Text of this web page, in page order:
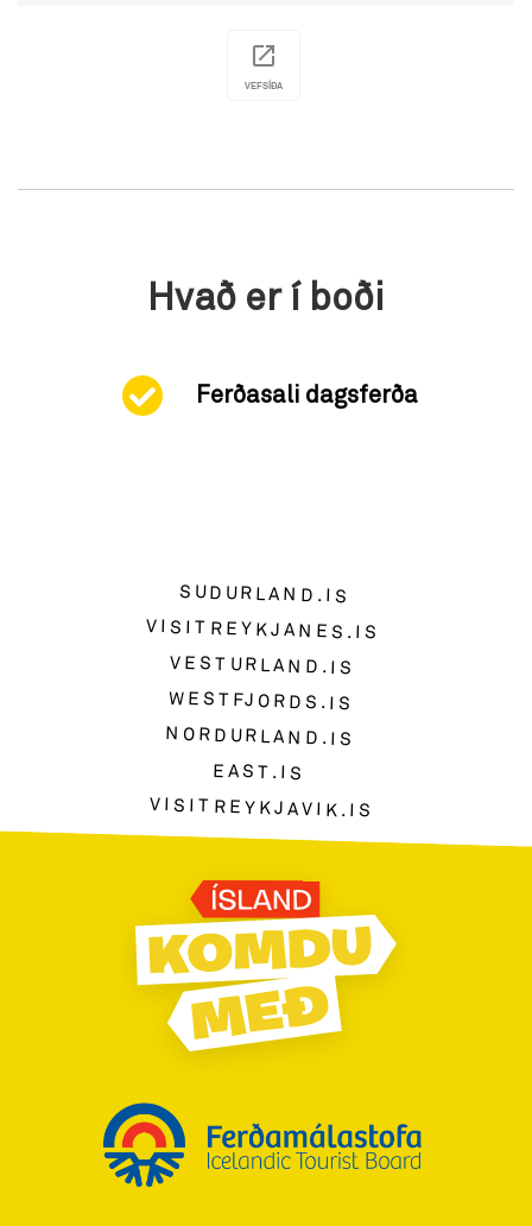
VEFSÍÐA
Hvað er í boði
Ferðasali dagsferða
SUDURLAND.IS
VISITREYKJANES.IS
VESTURLAND.IS
WESTFJORDS.IS
NORDURLAND.IS
EAST.IS
VISITREYKJAVIK.IS